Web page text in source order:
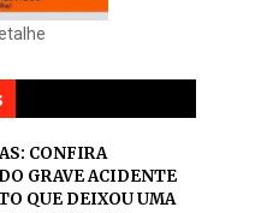
CONFIRA
GRAVE ACIDENTE
QUE DEIXOU UMA